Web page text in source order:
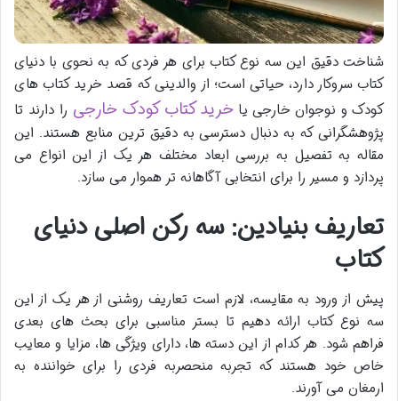
شناخت دقیق این سه نوع کتاب برای هر فردی که به نحوی با دنیای
کتاب سروکار دارد، حیاتی است؛ از والدینی که قصد خرید کتاب های
کودک و نوجوان خارجی یا خرید کتاب کودک خارجی را دارند تا
پژوهشگرانی که به دنبال دسترسی به دقیق ترین منابع هستند. این
مقاله به تفصیل به بررسی ابعاد مختلف هر یک از این انواع می
پردازد و مسیر را برای انتخابی آگاهانه تر هموار می سازد.
تعاریف بنیادین: سه رکن اصلی دنیای
کتاب
پیش از ورود به مقایسه، لازم است تعاریف روشنی از هر یک از این
سه نوع کتاب ارائه دهیم تا بستر مناسبی برای بحث های بعدی
فراهم شود. هر کدام از این دسته ها، دارای ویژگی ها، مزایا و معایب
خاص خود هستند که تجربه منحصربه فردی را برای خواننده به
ارمغان می آورند.